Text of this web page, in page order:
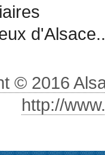
© 2016
http://